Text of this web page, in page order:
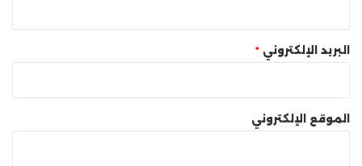
البريد الإلكتروني *
الموقع الإلكتروني